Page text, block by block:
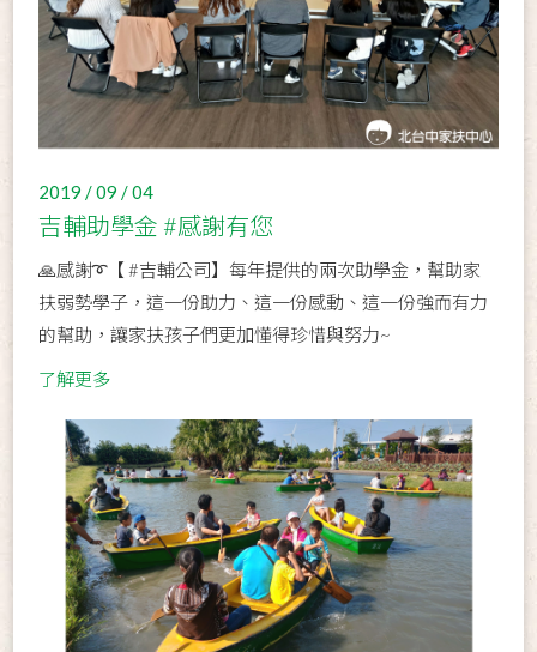
2019 / 09 / 04
吉輔助學金 #感謝有您
🙏感謝➰【 #吉輔公司】每年提供的兩次助學金，幫助家
扶弱勢學子，這一份助力、這一份感動、這一份強而有力
的幫助，讓家扶孩子們更加懂得珍惜與努力~
了解更多